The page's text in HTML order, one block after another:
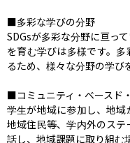
■多彩な学びの分野
SDGsが多彩な分野に亘っ
を育む学びは多様です。
るため、様々な分野の学び
■コミュニティ・ベースド
学生が地域に参加し、地域
地域住民等、学内外のス
話し、地域課題に取り組む